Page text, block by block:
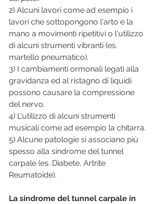
2) Alcuni lavori come ad esempio i
lavori che sottopongono l'arto e la
mano a movimenti ripetitivi o l'utilizzo
di alcuni strumenti vibranti (es.
martello pneumatico).
3) I cambiamenti ormonali legati alla
gravidanza ed al ristagno di liquidi
possono causare la compressione
del nervo.
4) L'utilizzo di alcuni strumenti
musicali come ad esempio la chitarra.
5) Alcune patologie si associano più
spesso alla sindrome del tunnel
carpale (es. Diabete, Artrite
Reumatoide).
La sindrome del tunnel carpale in